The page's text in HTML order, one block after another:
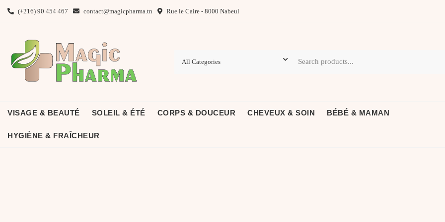
(+216) 90 454 467 contact@magicpharma.tn Rue le Caire - 8000 Nabeul
VISAGE & BEAUTÉ SOLEIL & ÉTÉ CORPS & DOUCEUR CHEVEUX & SOIN BÉBÉ & MAMAN
HYGIÈNE & FRAÎCHEUR